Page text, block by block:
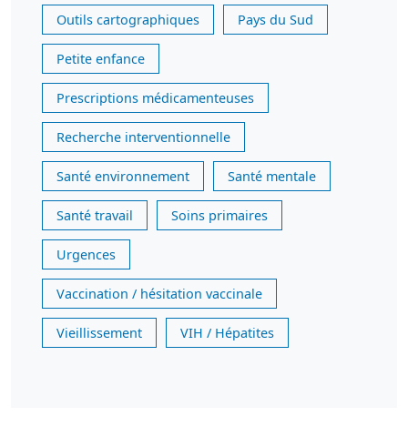
Outils cartographiques Pays du Sud
Petite enfance
Prescriptions médicamenteuses
Recherche interventionnelle
Santé environnement Santé mentale
Santé travail Soins primaires
Urgences
Vaccination / hésitation vaccinale
Vieillissement VIH / Hépatites